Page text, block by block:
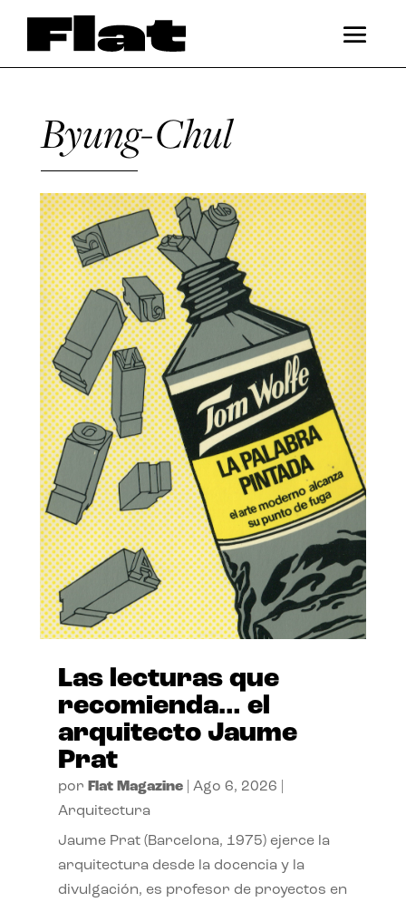
Byung-Chul
Las lecturas que
recomienda… el
arquitecto Jaume
Prat
por Flat Magazine| Ago 6, 2026
Arquitectura
Jaume Prat (Barcelona, 1975) ejerce la
arquitectura desde la docencia y la
divulgación, es profesor de proyectos en